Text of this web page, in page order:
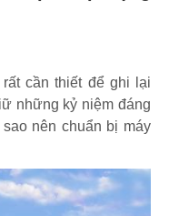
cần thiết để ghi lại
những kỷ niệm đáng
nên chuẩn bị máy